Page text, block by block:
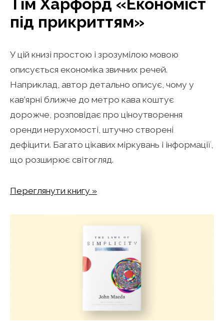
під прикриттям»
У цій книзі простою і зрозумілою мовою
описується економіка звичних речей.
Наприклад, автор детально описує, чому у
кав’ярні ближче до метро кава коштує
дорожче, розповідає про ціноутворення
оренди нерухомості, штучно створені
дефіцити. Багато цікавих міркувань і інформації,
що розширює світогляд.
Переглянути книгу »